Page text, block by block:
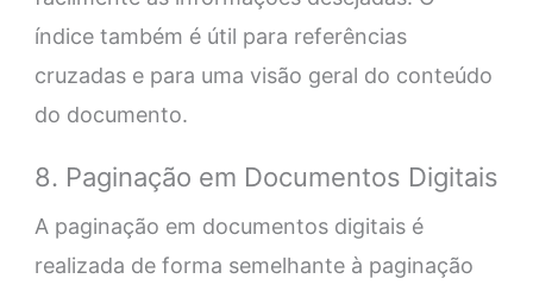
índice também é útil para referências
cruzadas e para uma visão geral do conteúdo
do documento.
8. Paginação em Documentos Digitais
A paginação em documentos digitais é
realizada de forma semelhante à paginação